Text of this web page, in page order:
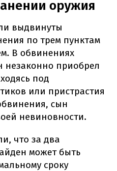
оружия
выдвинуты
по трем пунктам
В обвинениях
незаконно приобрел
под
или пристрастия
сын
невиновности.
что за два
может быть
сроку